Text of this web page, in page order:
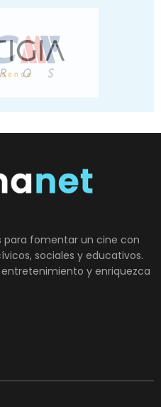
para fomentar un cine con
sociales y educativos.
y enriquezca